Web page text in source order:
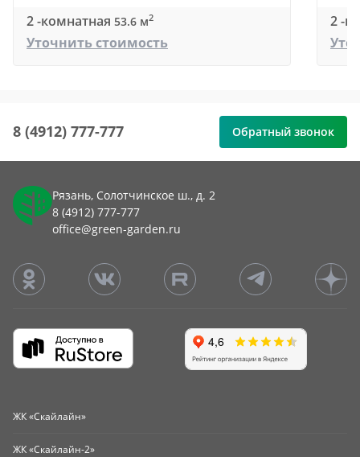
2 -комнатная 53.6 м2
Уточнить стоимость
2 -
8 (4912) 777-777 Обратный звонок
Рязань, Солотчинское ш., д. 2
8 (4912) 777-777
office@green-garden.ru
ЖК «Скайлайн»
ЖК «Скайлайн-2»